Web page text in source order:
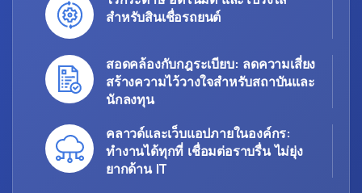
สำหรับสินเชื่อรถยนต์
สอดคล้องกับกฎระเบียบ: ลดความเสี่ยง
สร้างความไว้วางใจสำหรับสถาบันและ
นักลงทุน
คลาวด์และเว็บแอปภายในองค์กร:
ทำงานได้ทุกที่ เชื่อมต่อราบรื่น ไม่ยุ่ง
ยากด้าน IT